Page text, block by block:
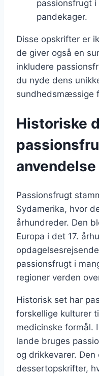
passionsfrugt
pandekager.
Disse opskrifter er
de giver også en
inkludere
du nyde dens
sundhedsmæssige
Historiske
anvendelse
Passionsfrugt
Sydamerika, hvor
århundreder. Den
Europa i det 17.
passionsfrugt i
regioner verden
Historisk set har
forskellige kulturer
medicinske formål.
lande bruges
og drikkevarer.
dessertopskrifter,